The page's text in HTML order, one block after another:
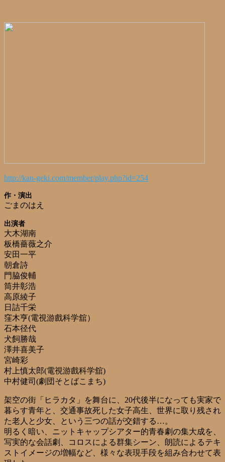
http://kan-geki.com/member/play.php?id=254
作・演出
ごまのはえ
出演者
大木湖南
板橋薔薇之介
安田一平
朝倉詩
門脇俊輔
筒井彰浩
高原綾子
日詰千栄
窪木亨(電視游戲科学舘）
石本径代
犬飼勝哉
澤井喜美子
宮崎彩
村上慎太郎(電視游戲科学舘)
中村健司(劇団そとばこまち)
架空の街「ヒラカタ」を舞台に、20代後半になっても実家で
暮らす青年と、交通事故死した女子高生、世界に取り残され
た老人と少女、という三つの話が交錯する…。
明るく暗い、ニットキャップシアター的青春劇の集大成を、
写実的な会話劇、コロスによる群集シーン、朗読によるテキ
ストイメージの増幅など、様々な表現手段を組み合わせて表